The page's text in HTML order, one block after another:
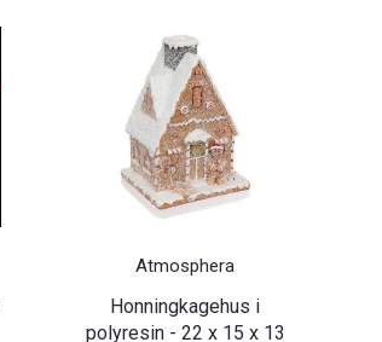
Atmosphera
Honningkagehus i
polyresin - 22 x 15 x 13